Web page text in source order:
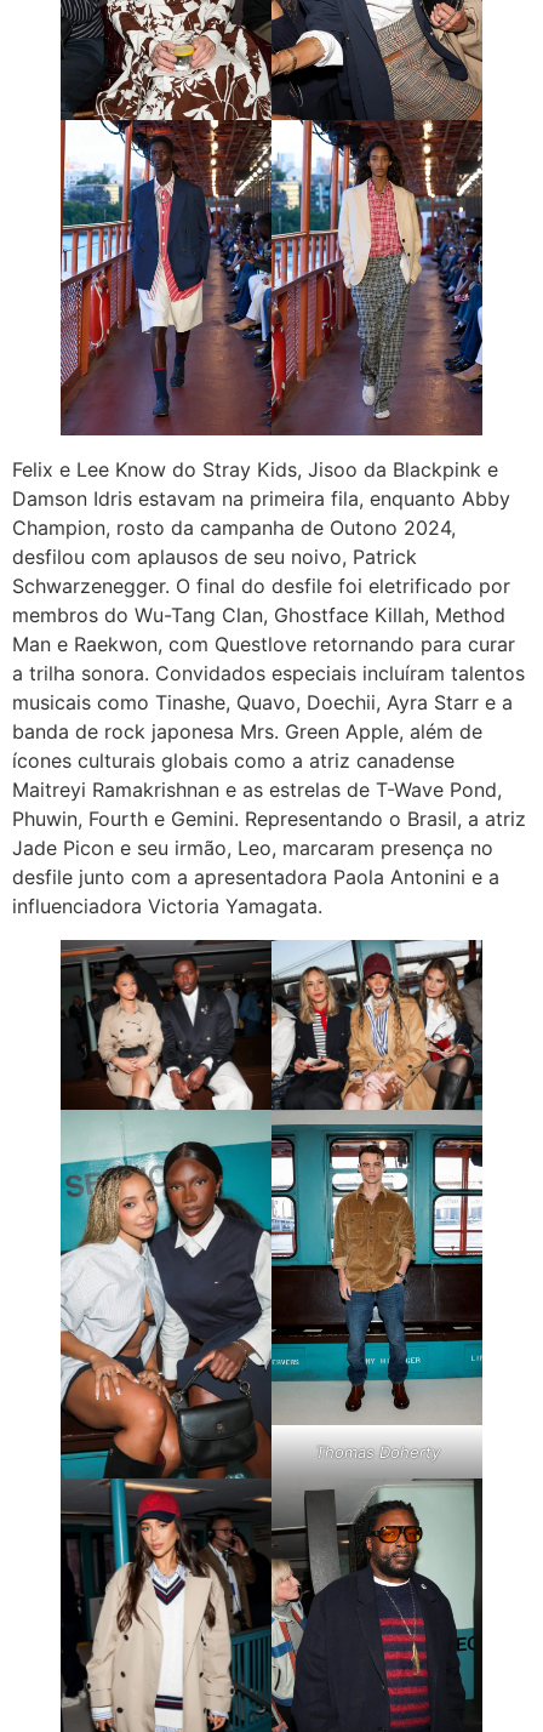
Felix e Lee Know do Stray Kids, Jisoo da Blackpink e
Damson Idris estavam na primeira fila, enquanto Abby
Champion, rosto da campanha de Outono 2024,
desfilou com aplausos de seu noivo, Patrick
Schwarzenegger. O final do desfile foi eletrificado por
membros do Wu-Tang Clan, Ghostface Killah, Method
Man e Raekwon, com Questlove retornando para curar
a trilha sonora. Convidados especiais incluíram talentos
musicais como Tinashe, Quavo, Doechii, Ayra Starr e a
banda de rock japonesa Mrs. Green Apple, além de
ícones culturais globais como a atriz canadense
Maitreyi Ramakrishnan e as estrelas de T-Wave Pond,
Phuwin, Fourth e Gemini. Representando o Brasil, a atriz
Jade Picon e seu irmão, Leo, marcaram presença no
desfile junto com a apresentadora Paola Antonini e a
influenciadora Victoria Yamagata.
Thomas Doherty